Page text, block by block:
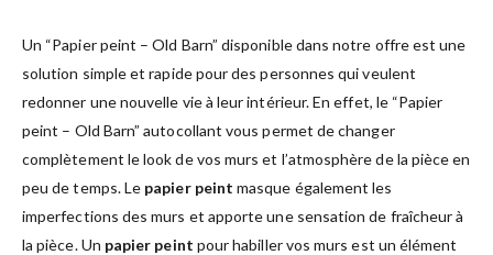
Un “Papier peint – Old Barn” disponible dans notre offre est une
solution simple et rapide pour des personnes qui veulent
redonner une nouvelle vie à leur intérieur. En effet, le “Papier
peint – Old Barn” autocollant vous permet de changer
complètement le look de vos murs et l’atmosphère de la pièce en
peu de temps. Le papier peint masque également les
imperfections des murs et apporte une sensation de fraîcheur à
la pièce. Un papier peint pour habiller vos murs est un élément